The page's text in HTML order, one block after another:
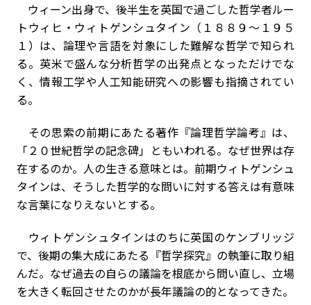
ウィーン出身で、後半生を英国で過ごした哲学者ルー
トウィヒ・ウィトゲンシュタイン（１８８９～１９５
１）は、論理や言語を対象にした難解な哲学で知られ
る。英米で盛んな分析哲学の出発点となっただけでな
く、情報工学や人工知能研究への影響も指摘されてい
る。
その思索の前期にあたる著作『論理哲学論考』は、
「２０世紀哲学の記念碑」ともいわれる。なぜ世界は存
在するのか。人の生きる意味とは――。前期ウィトゲンシュ
タインは、そうした哲学的な問いに対する答えは有意味
な言葉になりえないとする。
ウィトゲンシュタインはのちに英国のケンブリッジ
で、後期の集大成にあたる『哲学探究』の執筆に取り組
んだ。なぜ過去の自らの議論を根底から問い直し、立場
を大きく転回させたのかが長年議論の的となってきた。